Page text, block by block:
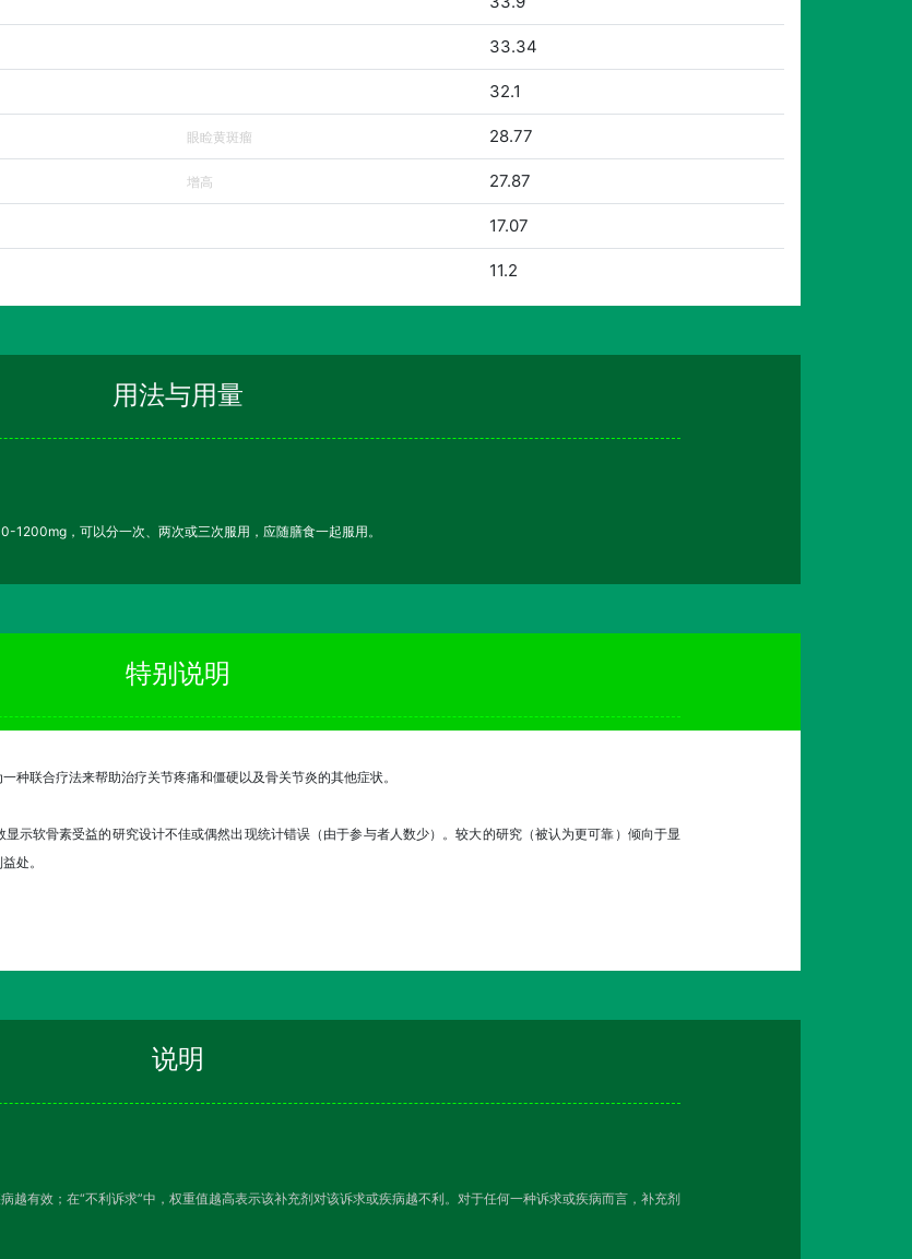
33.34
32.1
眼睑黄斑瘤 28.77
增高 27.87
17.07
11.2
用法与用量
1200mg，可以分一次、两次或三次服用，应随膳食一起服用。
特别说明
种联合疗法来帮助治疗关节疼痛和僵硬以及骨关节炎的其他症状。
示软骨素受益的研究设计不佳或偶然出现统计错误（由于参与者人数少）。较大的研究（被认为更可靠）倾向于显
处。
说明
越有效；在“不利诉求”中，权重值越高表示该补充剂对该诉求或疾病越不利。对于任何一种诉求或疾病而言，补充剂